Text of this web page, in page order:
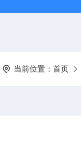
当前位置： 首页